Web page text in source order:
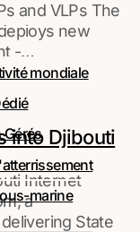
mondiale
Gérés
marine
and VLPs The
new
-…
into Djibouti
Internet
a
State